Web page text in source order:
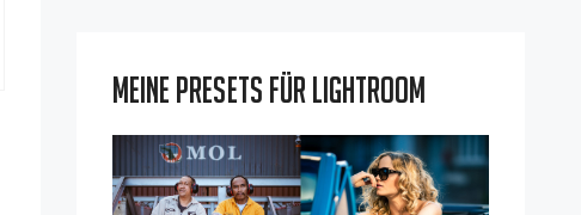
Meine Presets für Lightroom